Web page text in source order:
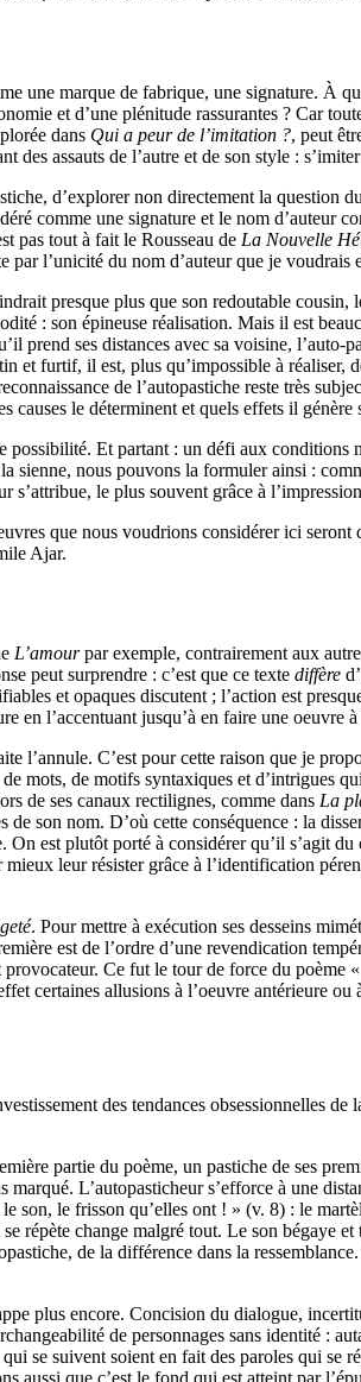
une marque de fabrique, une signature. À
et d’une plénitude rassurantes ? Car
dans Qui a peur de l’imitation ?, peut
assauts de l’autre et de son style :
d’explorer non directement la question
comme une signature et le nom d’auteur
pas tout à fait le Rousseau de La Nouvelle
l’unicité du nom d’auteur que je voudrais
presque plus que son redoutable
: son épineuse réalisation. Mais il est
prend ses distances avec sa voisine,
et furtif, il est, plus qu’impossible à réaliser,
de l’autopastiche reste très
le déterminent et quels effets il
Et partant : un défi aux
nous pouvons la formuler ainsi :
le plus souvent grâce à
que nous voudrions considérer ici seront
Ajar.
L’amourpar exemple, contrairement aux
peut surprendre : c’est que ce texte diffère
et opaques discutent ; l’action est
en l’accentuant jusqu’à en faire une oeuvre
l’annule. C’est pour cette raison que je
mots, de motifs syntaxiques et d’intrigues
de ses canaux rectilignes, comme dans La
son nom. D’où cette conséquence : la
est plutôt porté à considérer qu’il s’agit
leur résister grâce à l’identification
. Pour mettre à exécution ses desseins
est de l’ordre d’une revendication
Ce fut le tour de force du poème
certaines allusions à l’oeuvre antérieure
des tendances obsessionnelles
partie du poème, un pastiche de ses
L’autopasticheur s’efforce à une
le frisson qu’elles ont ! » (v. 8) : le
répète change malgré tout. Le son bégaye
de la différence dans la
plus encore. Concision du dialogue,
de personnages sans identité :
se suivent soient en fait des paroles qui
que c’est le fond qui est atteint par